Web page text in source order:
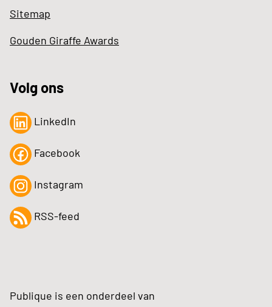
Sitemap
Gouden Giraffe Awards
Volg ons
LinkedIn
Facebook
Instagram
RSS-feed
Publique is een onderdeel van